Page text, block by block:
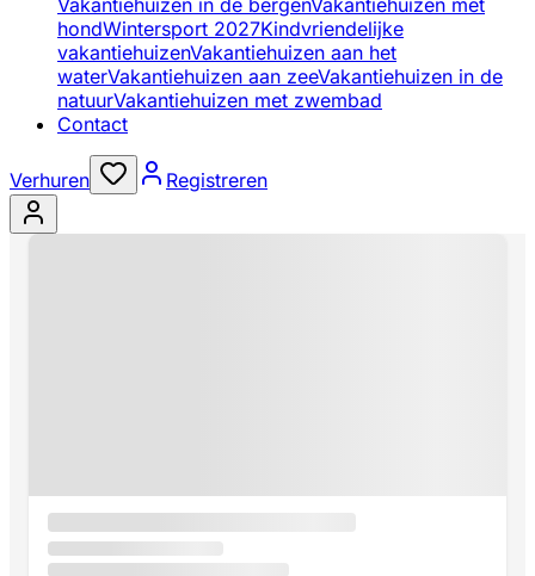
Vakantiehuizen in de bergenVakantiehuizen met
hondWintersport 2027Kindvriendelijke
vakantiehuizenVakantiehuizen aan het
waterVakantiehuizen aan zeeVakantiehuizen in de
natuurVakantiehuizen met zwembad
Contact
Verhuren Registreren